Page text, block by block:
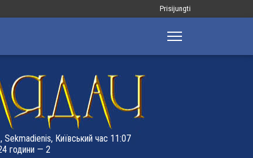
Меню
запису
Prisijungti
Київський час 11:07
години — 2